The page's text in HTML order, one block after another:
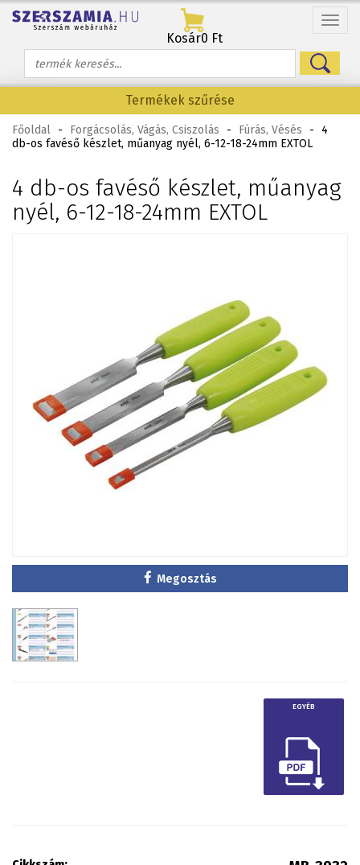
Menü
Kosár0 Ft
Termékek szűrése
Főoldal - Forgácsolás, Vágás, Csiszolás - Fúrás, Vésés -
4
db-os favéső készlet, műanyag nyél, 6-12-18-24mm EXTOL
4 db-os favéső készlet, műanyag
nyél, 6-12-18-24mm EXTOL
Megosztás
EGYÉB